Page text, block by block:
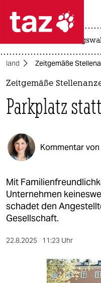
 taz
taz
themen
politik
öko
gesellschaft
kultur
sport
wahrheit
Zeitgemäße
Zeitgemäße
Parkplatz
Kommentar von
Mit
Unternehmen
schadet den
Gesellschaft.
22.8.2025 11:23 Uhr